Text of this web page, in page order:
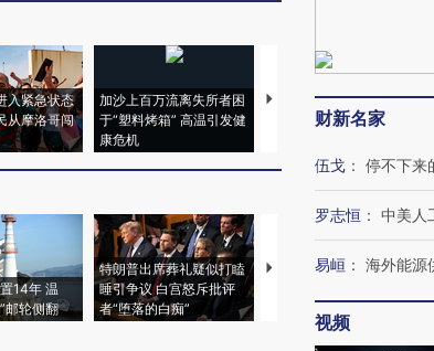
入紧急状态
从摩洛哥闯
加沙上百万流离失所者困
于“塑料烤箱” 高温引发健
康危机
视线｜HYROX的吸金
术：是什么让中产们甘
14年 温
邮轮侧翻
特朗普出席葬礼疑似打瞌
睡引争议 白宫怒斥批评
者“堕落的白痴”
视线｜全球最热百城独占
财新名家
伍戈 ： 停不下来
罗志恒 ： 中美人
易峘 ： 海外能源
视频